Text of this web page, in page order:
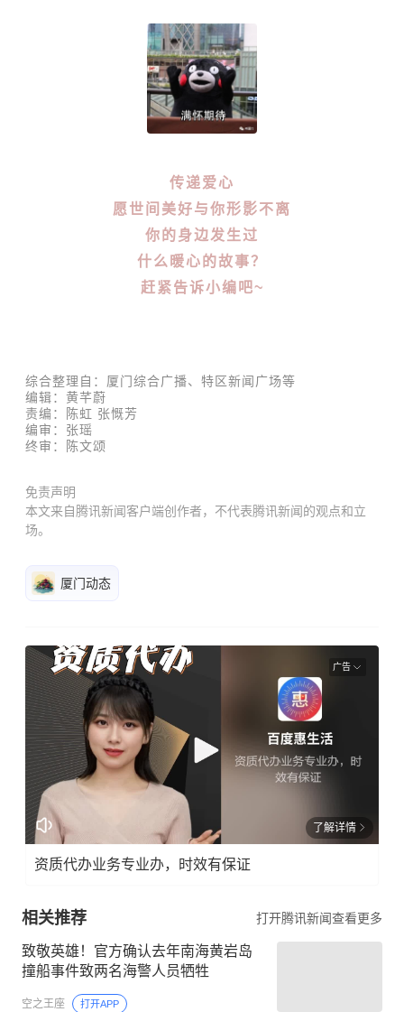
传递爱心
愿世间美好与你形影不离
你的身边发生过
什么暖心的故事？
赶紧告诉小编吧~
综合整理自：厦门综合广播、特区新闻广场等
编辑： 黄芊蔚
责编：陈虹 张慨芳
编审：张瑶
终审：陈文颂
免责声明
本文来自腾讯新闻客户端创作者，不代表腾讯新闻的观点和立
场。
厦门动态
广告
了解详情
资质代办业务专业办，时效有保证
相关推荐 打开腾讯新闻查看更多
致敬英雄！官方确认去年南海黄岩岛
撞船事件致两名海警人员牺牲
空之王座 打开APP